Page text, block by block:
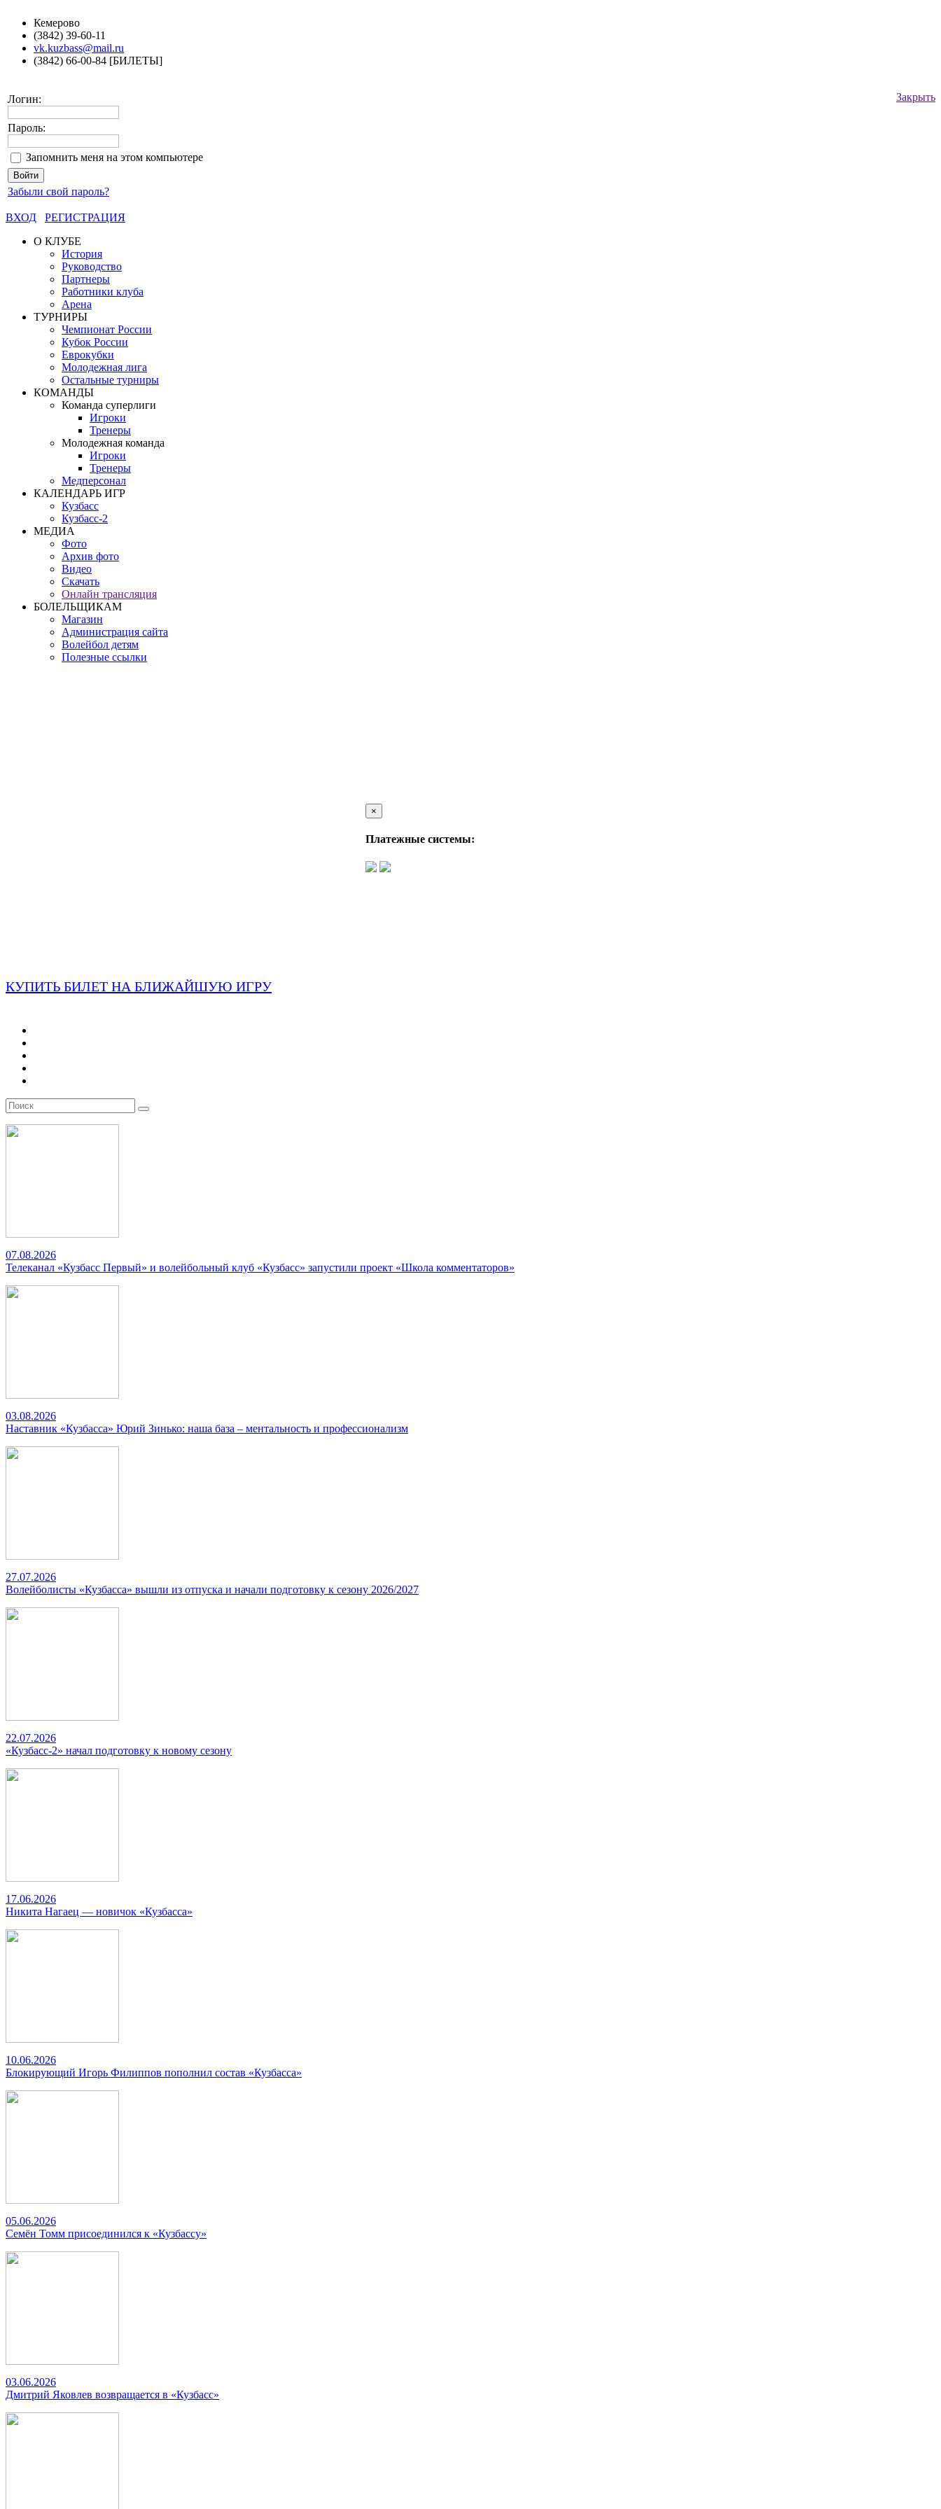
Кемерово
(3842) 39-60-11
vk.kuzbass@mail.ru
(3842) 66-00-84 [БИЛЕТЫ]
Закрыть
Логин:
Пароль:
Запомнить меня на этом компьютере
Забыли свой пароль?
ВХОД
РЕГИСТРАЦИЯ
О КЛУБЕ
История
Руководство
Партнеры
Работники клуба
Арена
ТУРНИРЫ
Чемпионат России
Кубок России
Еврокубки
Молодежная лига
Остальные турниры
КОМАНДЫ
Команда суперлиги
Игроки
Тренеры
Молодежная команда
Игроки
Тренеры
Медперсонал
КАЛЕНДАРЬ ИГР
Кузбасс
Кузбасс-2
МЕДИА
Фото
Архив фото
Видео
Скачать
Онлайн трансляция
БОЛЕЛЬЩИКАМ
Магазин
Администрация сайта
Волейбол детям
Полезные ссылки
×
Платежные системы:
КУПИТЬ БИЛЕТ НА БЛИЖАЙШУЮ ИГРУ
07.08.2026
Телеканал «Кузбасс Первый» и волейбольный клуб «Кузбасс» запустили проект «Школа комментаторов»
03.08.2026
Наставник «Кузбасса» Юрий Зинько: наша база – ментальность и профессионализм
27.07.2026
Волейболисты «Кузбасса» вышли из отпуска и начали подготовку к сезону 2026/2027
22.07.2026
«Кузбасс-2» начал подготовку к новому сезону
17.06.2026
Никита Нагаец — новичок «Кузбасса»
10.06.2026
Блокирующий Игорь Филиппов пополнил состав «Кузбасса»
05.06.2026
Семён Томм присоединился к «Кузбассу»
03.06.2026
Дмитрий Яковлев возвращается в «Кузбасс»